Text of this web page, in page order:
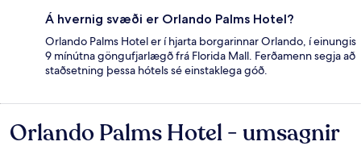
Á hvernig svæði er Orlando Palms Hotel?
Orlando Palms Hotel er í hjarta borgarinnar Orlando, í einungis
9 mínútna göngufjarlægð frá Florida Mall. Ferðamenn segja að
staðsetning þessa hótels sé einstaklega góð.
Umsagnir
Orlando Palms Hotel - umsagnir